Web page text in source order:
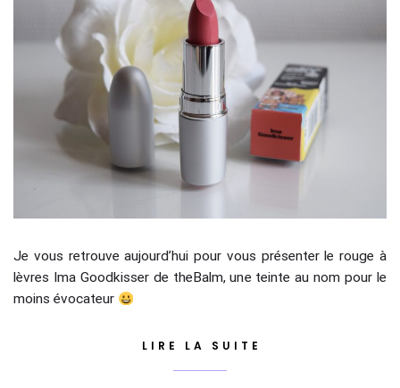
Je vous retrouve aujourd’hui pour vous présenter le rouge à
lèvres Ima Goodkisser de theBalm, une teinte au nom pour le
moins évocateur
LIRE LA SUITE